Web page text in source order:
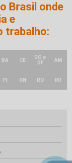
Brasil onde
e
trabalho:
BA CE
GO e
DF
AM
PI RN RO RR